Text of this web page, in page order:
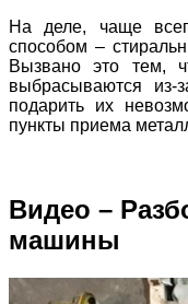
На деле, чаще
способом –
Вызвано это тем,
выбрасываются из-
подарить их
пункты приема
Видео –
машины